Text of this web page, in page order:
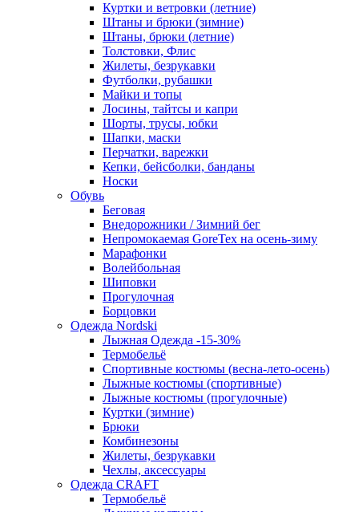
Куртки и ветровки (летние)
Штаны и брюки (зимние)
Штаны, брюки (летние)
Толстовки, Флис
Жилеты, безрукавки
Футболки, рубашки
Майки и топы
Лосины, тайтсы и капри
Шорты, трусы, юбки
Шапки, маски
Перчатки, варежки
Кепки, бейсболки, банданы
Носки
Обувь
Беговая
Внедорожники / Зимний бег
Непромокаемая GoreTex на осень-зиму
Марафонки
Волейбольная
Шиповки
Прогулочная
Борцовки
Одежда Nordski
Лыжная Одежда -15-30%
Термобельё
Спортивные костюмы (весна-лето-осень)
Лыжные костюмы (спортивные)
Лыжные костюмы (прогулочные)
Куртки (зимние)
Брюки
Комбинезоны
Жилеты, безрукавки
Чехлы, аксессуары
Одежда CRAFT
Термобельё